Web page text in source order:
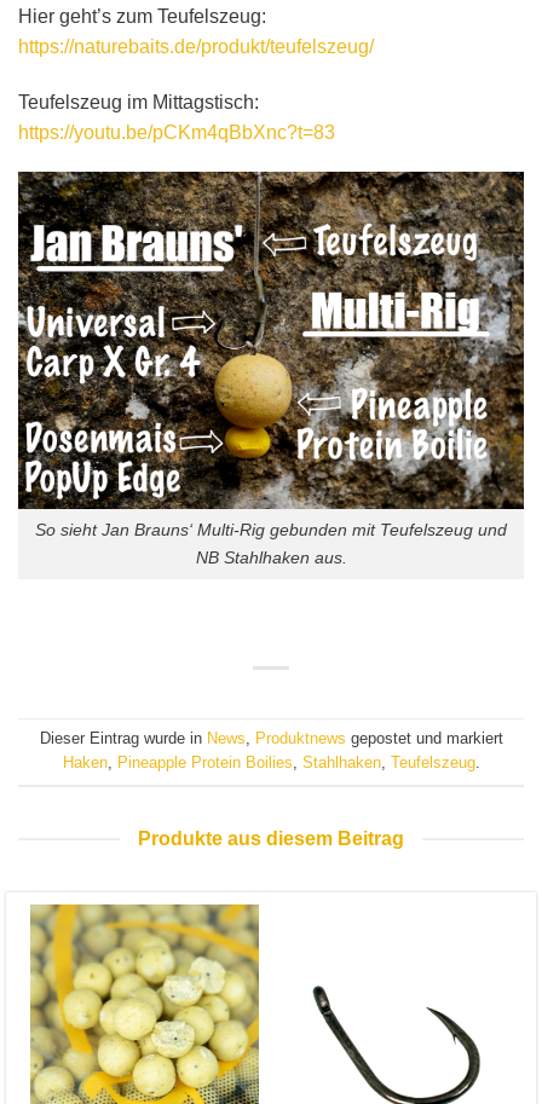
Hier geht’s zum Teufelszeug:
https://naturebaits.de/produkt/teufelszeug/
Teufelszeug im Mittagstisch:
https://youtu.be/pCKm4qBbXnc?t=83
So sieht Jan Brauns‘ Multi-Rig gebunden mit Teufelszeug und
NB Stahlhaken aus.
Dieser Eintrag wurde in News, Produktnews gepostet und markiert
Haken, Pineapple Protein Boilies, Stahlhaken, Teufelszeug.
Produkte aus diesem Beitrag